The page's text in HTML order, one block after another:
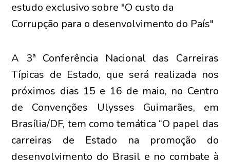
estudo exclusivo sobre "O custo da
Corrupção para o desenvolvimento do País"
A 3ª Conferência Nacional das Carreiras
Típicas de Estado, que será realizada nos
próximos dias 15 e 16 de maio, no Centro
de Convenções Ulysses Guimarães, em
Brasília/DF, tem como temática “O papel das
carreiras de Estado na promoção do
desenvolvimento do Brasil e no combate à